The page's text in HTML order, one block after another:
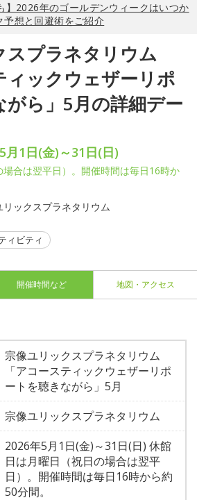
】2026年のゴールデンウィークはいつか
予想と回避術をご紹介
スプラネタリウム
ィックウェザーリポ
がら」5月の詳細デー
月1日(金)～31日(日)
合は翌平日）。開催時間は毎日16時か
ックスプラネタリウム
ィビティ
開催時間など 地図・アクセス
宗像ユリックスプラネタリウム
「アコースティックウェザーリポ
ートを聴きながら」5月
宗像ユリックスプラネタリウム
2026年5月1日(金)～31日(日) 休館
日は月曜日（祝日の場合は翌平
日）。開催時間は毎日16時から約
50分間。